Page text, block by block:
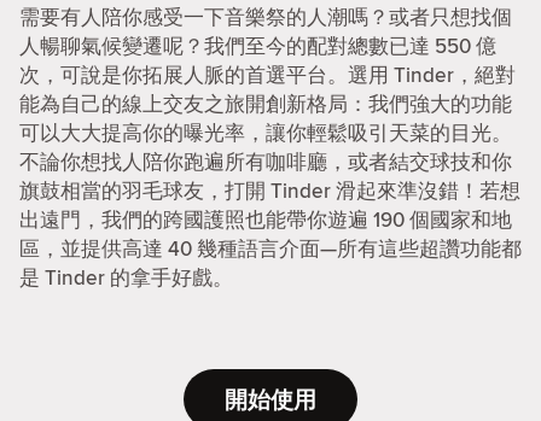
需要有人陪你感受一下音樂祭的人潮嗎？或者只想找個
人暢聊氣候變遷呢？我們至今的配對總數已達 550 億
次，可說是你拓展人脈的首選平台。選用 Tinder，絕對
能為自己的線上交友之旅開創新格局：我們強大的功能
可以大大提高你的曝光率，讓你輕鬆吸引天菜的目光。
不論你想找人陪你跑遍所有咖啡廳，或者結交球技和你
旗鼓相當的羽毛球友，打開 Tinder 滑起來準沒錯！若想
出遠門，我們的跨國護照也能帶你遊遍 190 個國家和地
區，並提供高達 40 幾種語言介面—所有這些超讚功能都
是 Tinder 的拿手好戲。
開始使用